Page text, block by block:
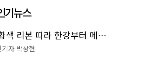
기뉴스
주황색 리본 따라 한강부터 메타세쿼이아 숲길까지…서울둘레길 15코스
자 박상현